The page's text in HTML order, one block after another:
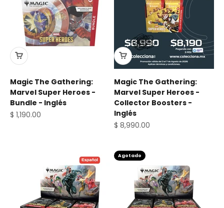
Magic The Gathering:
Marvel Super Heroes -
Bundle - Inglés
Precio de oferta
$ 1,190.00
Magic The Gathering:
Marvel Super Heroes -
Collector Boosters -
Inglés
Precio de oferta
$ 8,990.00
Agotado